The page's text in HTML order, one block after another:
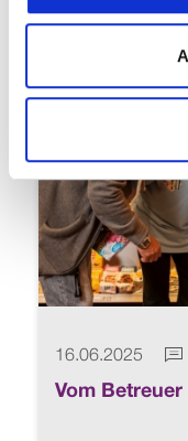
16.06.2025
Vom